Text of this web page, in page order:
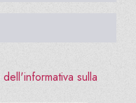
dell'informativa sulla